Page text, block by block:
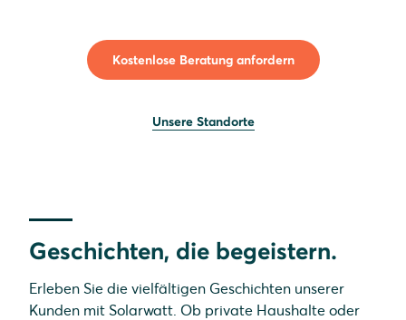
Kostenlose Beratung anfordern
Unsere Standorte
Geschichten, die begeistern.
Erleben Sie die vielfältigen Geschichten unserer
Kunden mit Solarwatt. Ob private Haushalte oder